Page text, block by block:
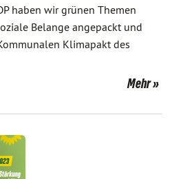
haben wir grünen Themen
Belange angepackt und
Klimapakt des
Mehr